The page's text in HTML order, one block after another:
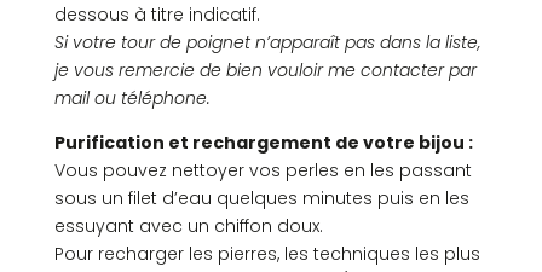
dessous à titre indicatif.
Si votre tour de poignet n’apparaît pas dans la liste,
je vous remercie de bien vouloir me contacter par
mail ou téléphone.
Purification et rechargement de votre bijou :
Vous pouvez nettoyer vos perles en les passant
sous un filet d’eau quelques minutes puis en les
essuyant avec un chiffon doux.
Pour recharger les pierres, les techniques les plus